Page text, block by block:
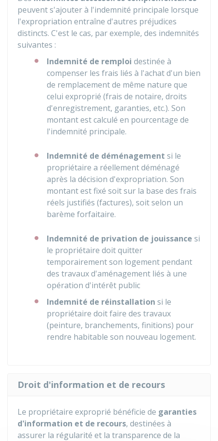
peuvent s'ajouter à l'indemnité principale lorsque
l'expropriation entraîne d'autres préjudices
distincts. C'est le cas, par exemple, des indemnités
suivantes :
Indemnité de remploi destinée à
compenser les frais liés à l'achat d'un bien
de remplacement de même nature que
celui exproprié (frais de notaire, droits
d'enregistrement, garanties, etc.). Son
montant est calculé en pourcentage de
l'indemnité principale.
Indemnité de déménagement si le
propriétaire a réellement déménagé
après la décision d'expropriation. Son
montant est fixé soit sur la base des frais
réels justifiés (factures), soit selon un
barème forfaitaire.
Indemnité de privation de jouissance si
le propriétaire doit quitter
temporairement son logement pendant
des travaux d'aménagement liés à une
opération d'intérêt public
Indemnité de réinstallation si le
propriétaire doit faire des travaux
(peinture, branchements, finitions) pour
rendre habitable son nouveau logement.
Droit d'information et de recours
Le propriétaire exproprié bénéficie de garanties
d'information et de recours, destinées à
assurer la régularité et la transparence de la